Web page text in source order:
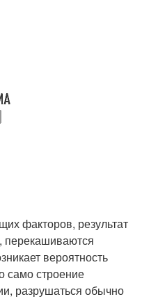
факторов, результат
перекашиваются
вероятность
само строение
разрушаться обычно